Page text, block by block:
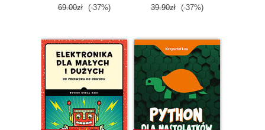
69.00zł (-37%) 39.90zł (-37%)